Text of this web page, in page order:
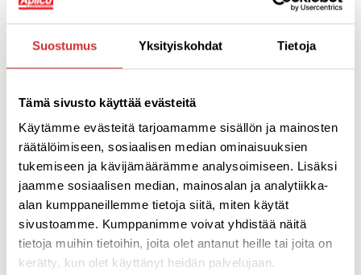
Suostumus Yksityiskohdat Tietoja
Tämä sivusto käyttää evästeitä
Käytämme evästeitä tarjoamamme sisällön ja mainosten
räätälöimiseen, sosiaalisen median ominaisuuksien
tukemiseen ja kävijämäärämme analysoimiseen. Lisäksi
jaamme sosiaalisen median, mainosalan ja analytiikka-
alan kumppaneillemme tietoja siitä, miten käytät
sivustoamme. Kumppanimme voivat yhdistää näitä
tietoja muihin tietoihin, joita olet antanut heille tai joita on
kerätty, kun olet käyttänyt heidän palvelujaan.
Aplicon ohjattu
porukan liikkeelle
ja hymyn huulille!
tiloissa, ja se räätälöidään juuri teidän tiimillenne
sopivaksi. Ohjaajamme huolehtivat, että jokainen
osallistuja löytää oman tapansa liikkua ja nauttia.
Panostus henkilöstön hyvinvointiin maksaa itsensä
takaisin parempana jaksamisena ja vähentyneinä
sairauspoissaoloina. Voit varata vain 1 tunnin tai
säännöllisen liikuntahetken viikoittain, joka toinen
viikko tai kuukausittain. Loppuvuonna 2025 tehtyihin
varauksiin vuodelle 2026 -10% alennus. Kysy lisää tai